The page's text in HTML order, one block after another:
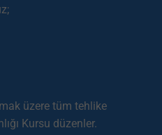
üzere tüm tehlike
Kursu düzenler.